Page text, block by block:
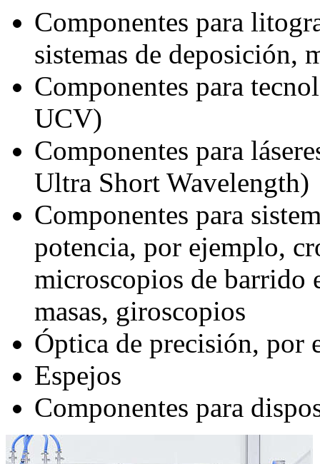
Componentes para
sistemas de deposición,
Componentes para
UCV)
Componentes para
Ultra Short Wavelength)
Componentes para
potencia, por ejemplo,
microscopios de barrido
masas, giroscopios
Óptica de precisión, por
Espejos
Componentes para